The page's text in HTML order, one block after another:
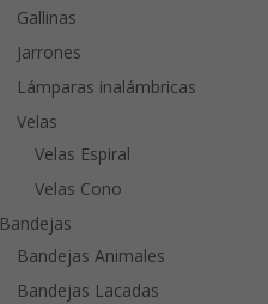
Gallinas
Jarrones
Lámparas inalámbricas
Velas
Velas Espiral
Velas Cono
Bandejas
Bandejas Animales
Bandejas Lacadas